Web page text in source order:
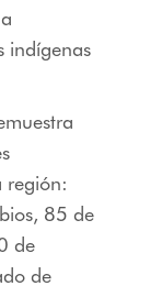
indígenas
región:
85 de
de
de